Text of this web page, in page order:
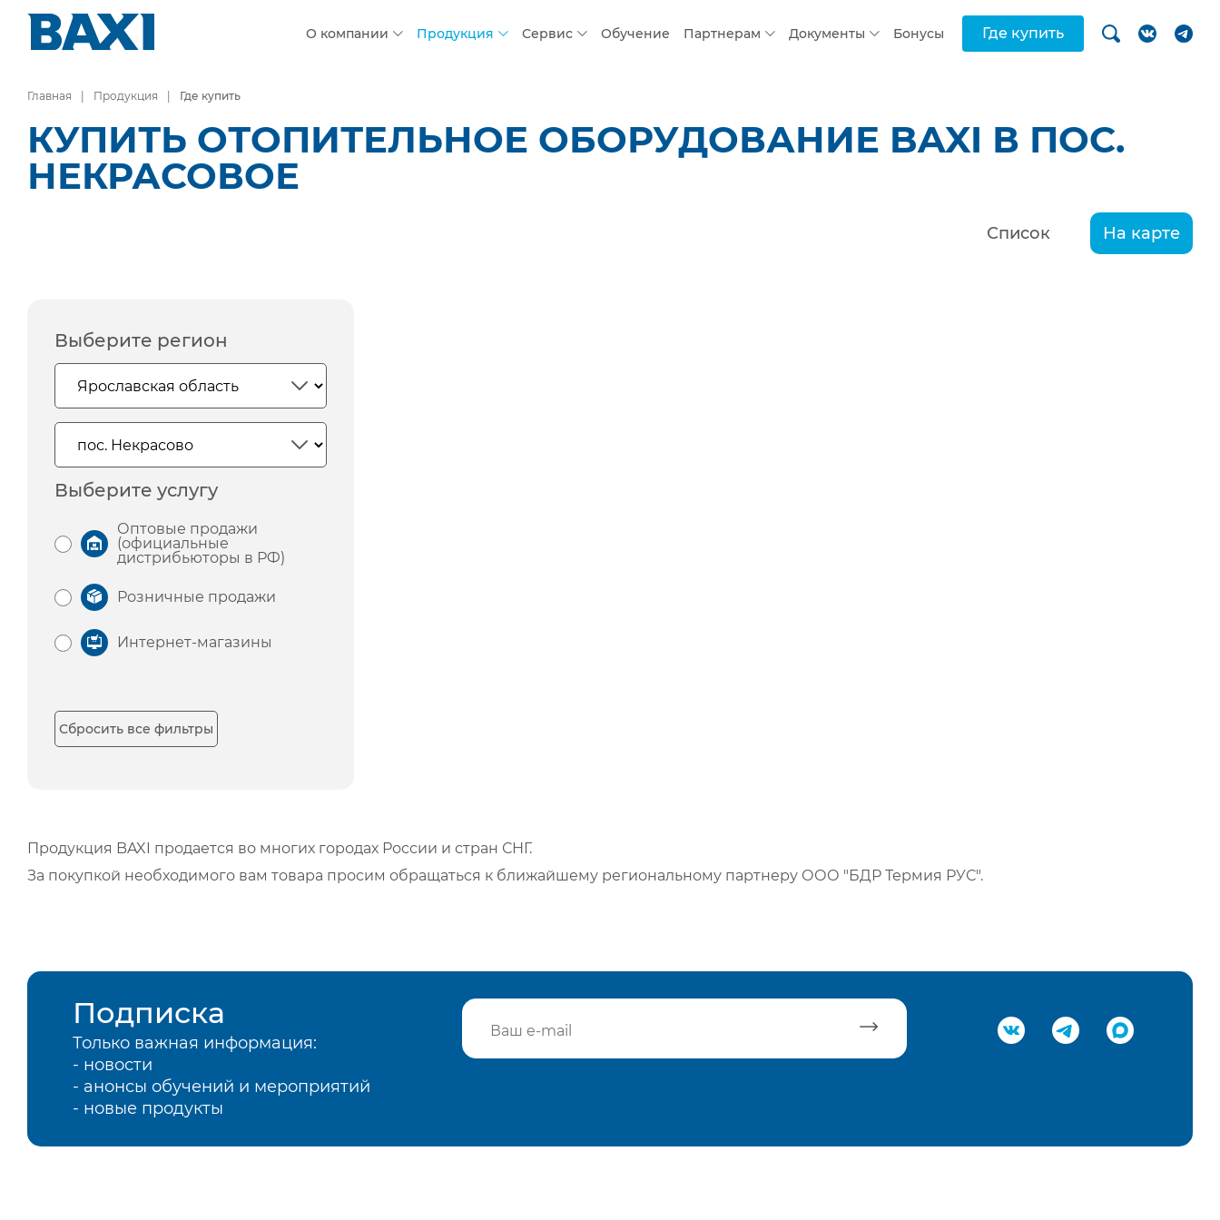
О компании Продукция Сервис Обучение Партнерам Документы Бонусы Где купить
Главная Продукция Где купить
КУПИТЬ ОТОПИТЕЛЬНОЕ ОБОРУДОВАНИЕ BAXI В ПОС.
НЕКРАСОВОЕ
Список На карте
Выберите регион
Выберите услугу
Оптовые продажи
(официальные
дистрибьюторы в РФ)
Розничные продажи
Интернет-магазины
Сбросить все фильтры
Продукция BAXI продается во многих городах России и стран СНГ.
За покупкой необходимого вам товара просим обращаться к ближайшему региональному партнеру ООО "БДР Термия РУС".
Подписка
Только важная информация:
- новости
- анонсы обучений и мероприятий
- новые продукты